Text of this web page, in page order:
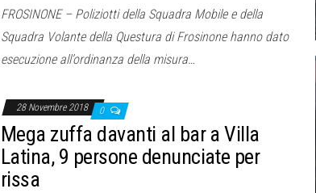
FROSINONE – Poliziotti della Squadra Mobile e della
Squadra Volante della Questura di Frosinone hanno dato
esecuzione all’ordinanza della misura…
28 Novembre 2018 0
Mega zuffa davanti al bar a Villa
Latina, 9 persone denunciate per
rissa